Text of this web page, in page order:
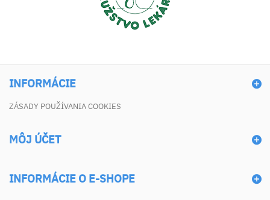
INFORMÁCIE
ZÁSADY POUŽÍVANIA COOKIES
MÔJ ÚČET
INFORMÁCIE O E-SHOPE